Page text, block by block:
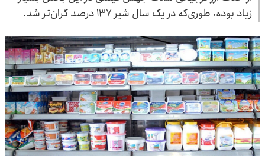
زیاد بوده، طوری‌که در یک سال شیر ۱۳۷ درصد گران‌تر شد.